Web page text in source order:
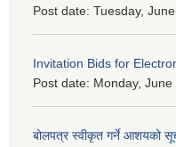
Post date: Tuesday,
Invitation Bids for
Post date: Monday,
बोलपत्र स्वीकृत गर्ने आशयको